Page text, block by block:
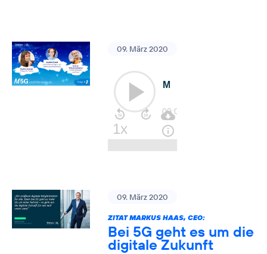
09. März 2020
09. März 2020
ZITAT MARKUS HAAS, CEO:
Bei 5G geht es um die
digitale Zukunft